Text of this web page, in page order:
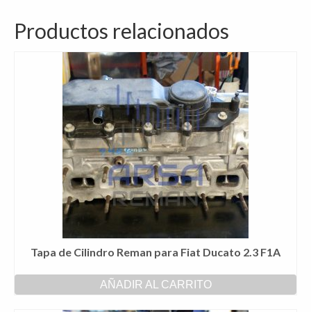
Productos relacionados
Tapa de Cilindro Reman para Fiat Ducato 2.3 F1A
AÑADIR AL CARRITO